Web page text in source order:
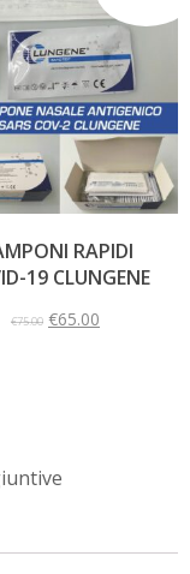
RAPIDI
19 CLUNGENE
€75.00 €65.00